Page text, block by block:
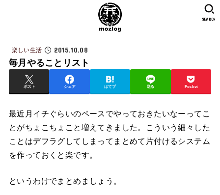
SEARCH
楽しい生活 2015.10.08
毎月やることリスト
ポスト シェア はてブ 送る Pocket
最近月イチぐらいのペースでやっておきたいなーってこ
とがちょこちょこと増えてきました。こういう細々した
ことはデフラグしてしまってまとめて片付けるシステム
を作っておくと楽です。
というわけでまとめましょう。